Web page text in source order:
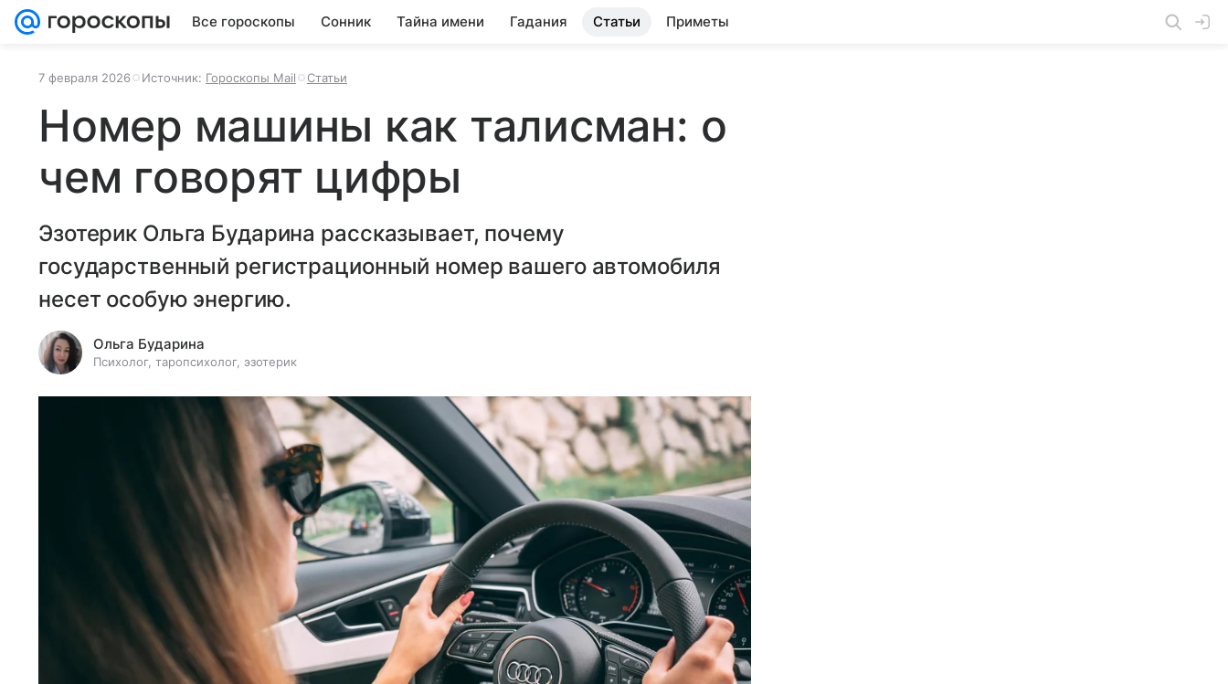
Все гороскопы Сонник Тайна имени Гадания Статьи Приметы
7 февраля 2026 Источник: Гороскопы Mail Статьи
Номер машины как талисман: о
чем говорят цифры
Эзотерик Ольга Бударина рассказывает, почему
государственный регистрационный номер вашего автомобиля
несет особую энергию.
Ольга Бударина
Психолог, таропсихолог, эзотерик